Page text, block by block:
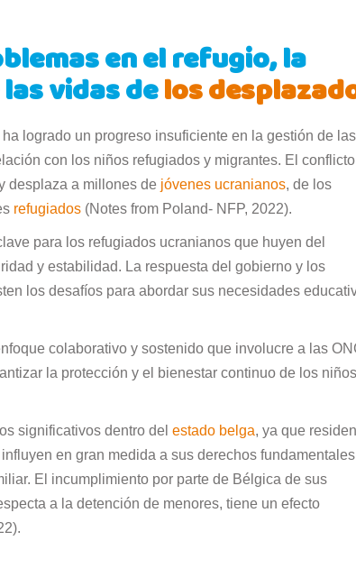
en el refugio, la
vidas delos
logrado un progreso insuficiente en la gestión de las
con los niños refugiados y migrantes. El conflicto
desplaza a millones de jóvenes ucranianos, de los
refugiados (Notes from Poland- NFP, 2022).
para los refugiados ucranianos que huyen del
y estabilidad. La respuesta del gobierno y los
los desafíos para abordar sus necesidades
colaborativo y sostenido que involucre a las
la protección y el bienestar continuo de los niños
significativos dentro del estado belga, ya que
en gran medida a sus derechos
El incumplimiento por parte de Bélgica de sus
a la detención de menores, tiene un efecto